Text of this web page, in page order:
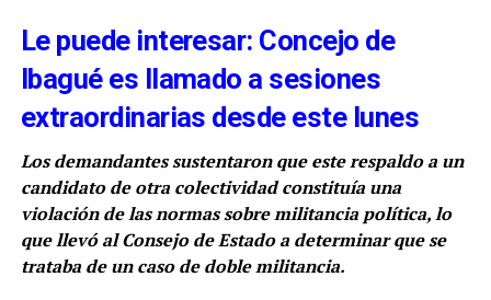
Le puede interesar: Concejo de
Ibagué es llamado a sesiones
extraordinarias desde este lunes
Los demandantes sustentaron que este respaldo a un
candidato de otra colectividad constituía una
violación de las normas sobre militancia política, lo
que llevó al Consejo de Estado a determinar que se
trataba de un caso de doble militancia.